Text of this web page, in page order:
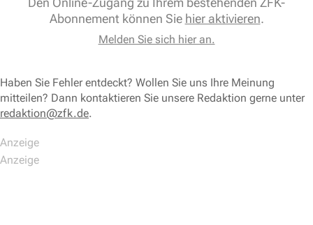
Abonnement können Sie hier aktivieren.
Melden Sie sich hier an.
Haben Sie Fehler entdeckt? Wollen Sie uns Ihre Meinung
mitteilen? Dann kontaktieren Sie unsere Redaktion gerne unter
redaktion@zfk.de.